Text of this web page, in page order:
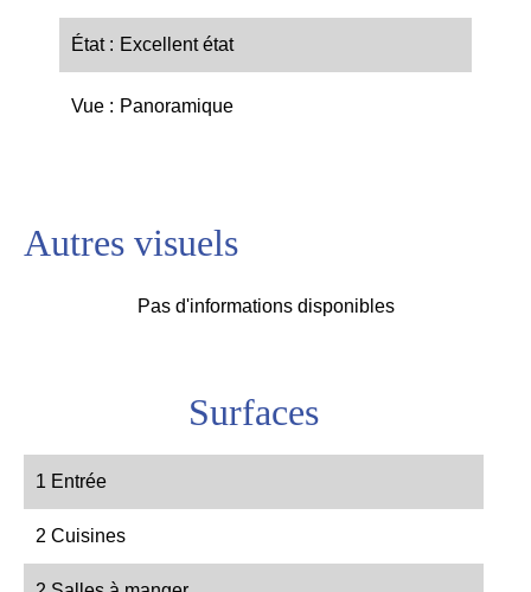
État Excellent état
Vue Panoramique
Autres visuels
Pas d'informations disponibles
Surfaces
1 Entrée
2 Cuisines